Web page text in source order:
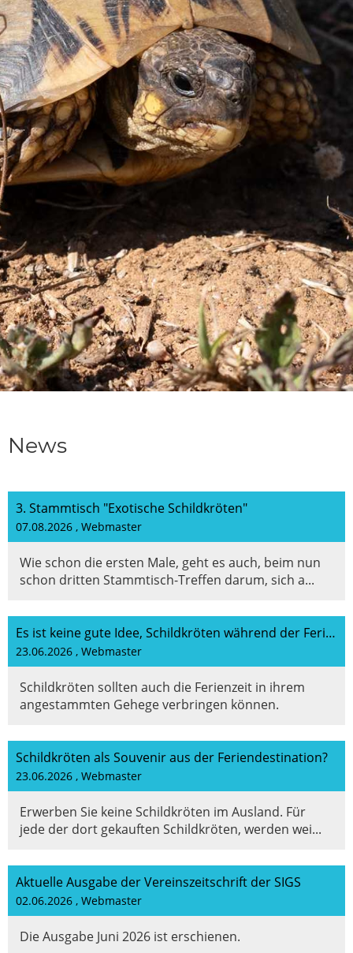
News
3. Stammtisch "Exotische Schildkröten"
07.08.2026 , Webmaster
Wie schon die ersten Male, geht es auch, beim nun
schon dritten Stammtisch-Treffen darum, sich a...
Es ist keine gute Idee, Schildkröten während der Ferienzeit wegzugeben!
23.06.2026 , Webmaster
Schildkröten sollten auch die Ferienzeit in ihrem
angestammten Gehege verbringen können.
Schildkröten als Souvenir aus der Feriendestination?
23.06.2026 , Webmaster
Erwerben Sie keine Schildkröten im Ausland. Für
jede der dort gekauften Schildkröten, werden wei...
Aktuelle Ausgabe der Vereinszeitschrift der SIGS
02.06.2026 , Webmaster
Die Ausgabe Juni 2026 ist erschienen.